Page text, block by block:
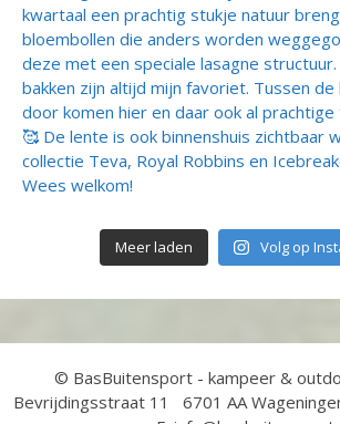
Meer laden Volg op
© BasBuitensport - kampeer &
Bevrijdingsstraat 11 6701 AA